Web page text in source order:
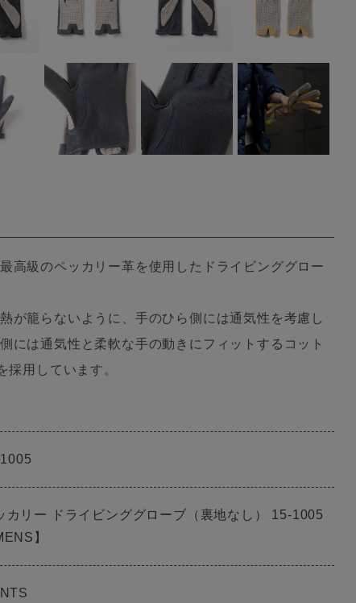
高級のペッカリー革を使用したドライビンググロー
が籠らないように、手のひら側には通気性を考慮し
には通気性と柔軟な手の動きにフィットするコット
採用しています。
カリー ドライビンググローブ（裏地なし） 15-1005
】